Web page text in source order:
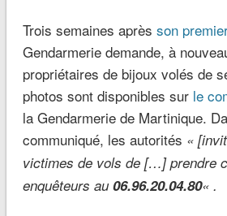
Trois semaines après son
Gendarmerie demande, à
propriétaires de bijoux volés de
photos sont disponibles sur le
la Gendarmerie de Martinique.
communiqué, les autorités «
victimes de vols de […]prendre
enquêteurs au06.96.20.04.80« .